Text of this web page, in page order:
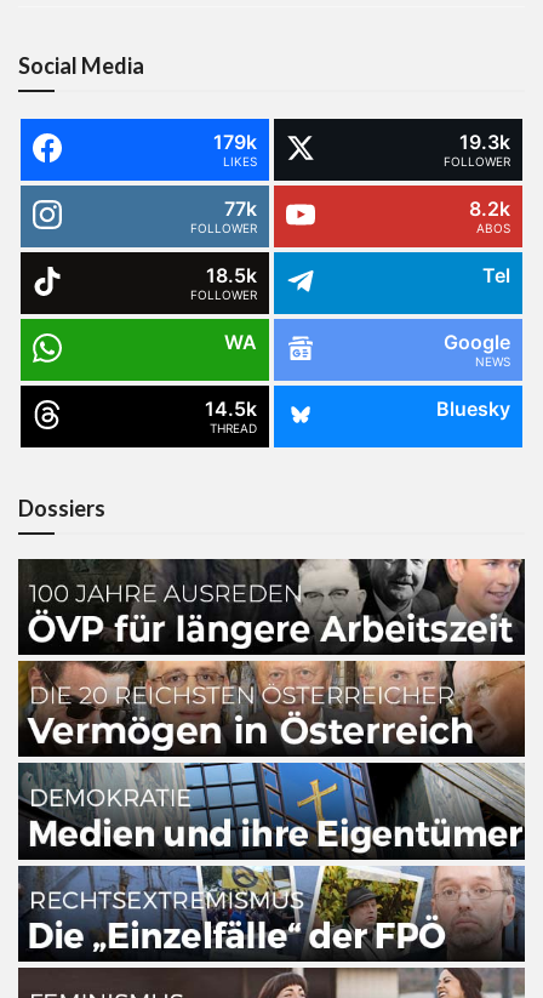
Social Media
179k
LIKES
19.3k
FOLLOWER
77k
FOLLOWER
8.2k
ABOS
18.5k
FOLLOWER
Tel
WA Google
NEWS
14.5k
THREAD
Bluesky
Dossiers